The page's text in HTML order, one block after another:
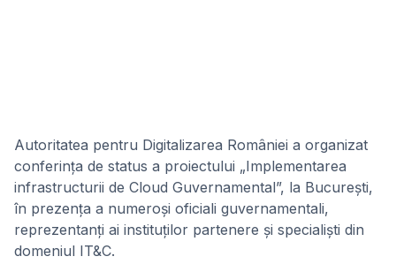
Autoritatea pentru Digitalizarea României a organizat
conferința de status a proiectului „Implementarea
infrastructurii de Cloud Guvernamental”, la București,
în prezența a numeroși oficiali guvernamentali,
reprezentanți ai instituților partenere și specialiști din
domeniul IT&C.